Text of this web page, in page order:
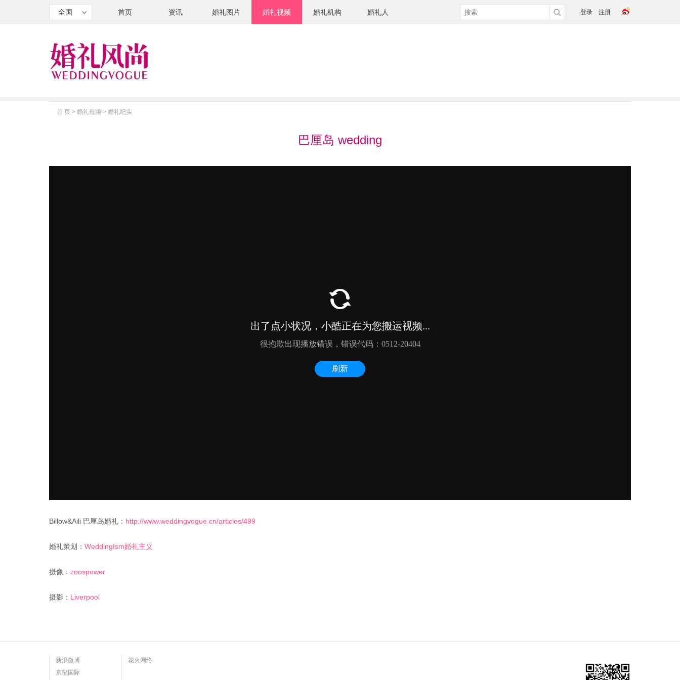
全国 首页 资讯 婚礼图片 婚礼视频 婚礼机构 婚礼人 登录 注册
首 页 > 婚礼视频 > 婚礼纪实
巴厘岛 wedding
Billow&Aili 巴厘岛婚礼： http://www.weddingvogue.cn/articles/499
婚礼策划： WeddingIsm婚礼主义
摄像： zoospower
摄影： Liverpool
新浪微博
京玺国际
花火网络